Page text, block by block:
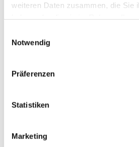
weiteren Daten zusammen, die Sie
Notwendig
Präferenzen
Statistiken
Marketing
Dekanate Kassel-